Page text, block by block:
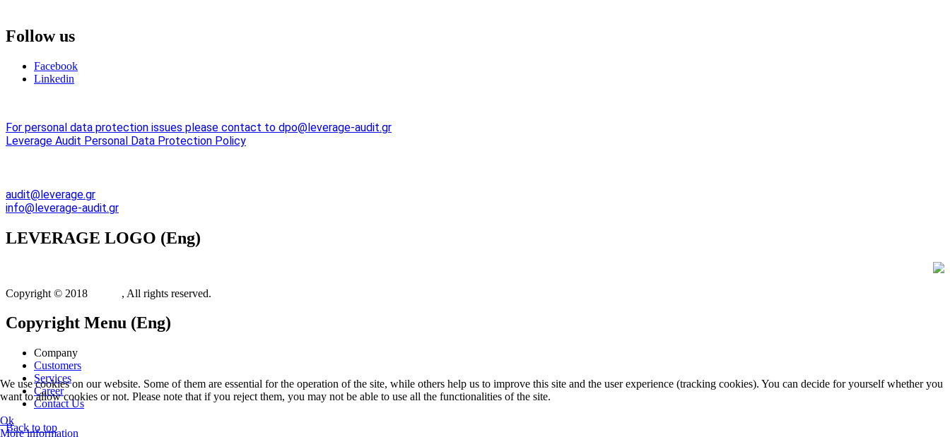
Followus
Facebook
Linkedin
For personal data protection issues please contact to dpo@leverage-audit.gr
Leverage Audit Personal Data Protection Policy
audit@leverage.gr
info@leverage-audit.gr
LEVERAGE LOGO (Eng)
Copyright © 2018 , All rights reserved.
Copyright Menu (Eng)
Company
Customers
Services
Career
Contact Us
Back to top
We use cookies on our website. Some of them are essential for the operation of the site, while others help us to improve this site and the user experience (tracking cookies). You can decide for yourself whether you
want to allow cookies or not. Please note that if you reject them, you may not be able to use all the functionalities of the site.
Ok
More information